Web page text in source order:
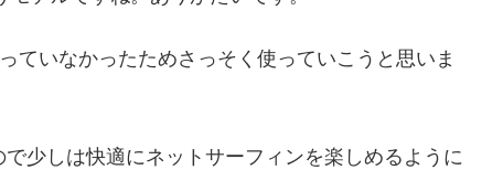
ていなかったためさっそく使っていこうと思いま
少しは快適にネットサーフィンを楽しめるように